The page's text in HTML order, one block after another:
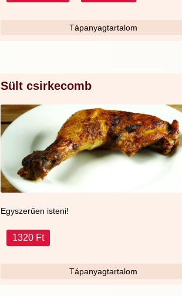
Tápanyagtartalom
Sült csirkecomb
Egyszerűen isteni!
1320 Ft
Tápanyagtartalom